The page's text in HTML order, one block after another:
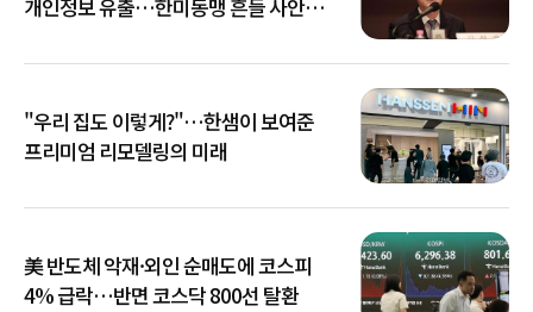
개인정보 유출…한미동맹 흔들 사안
"우리 집도 이렇게?"…한샘이 보여준
프리미엄 리모델링의 미래
美 반도체 악재·외인 순매도에 코스피
4% 급락…반면 코스닥 800선 탈환